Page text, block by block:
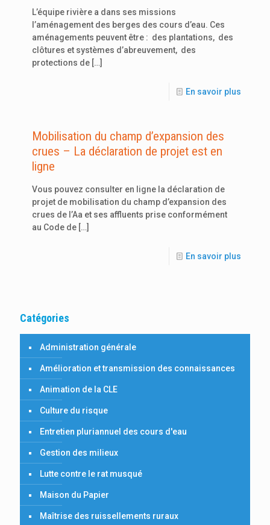
L’équipe rivière a dans ses missions
l’aménagement des berges des cours d’eau. Ces
aménagements peuvent être : des plantations, des
clôtures et systèmes d’abreuvement, des
protections de […]
En savoir plus
Mobilisation du champ d’expansion des
crues – La déclaration de projet est en
ligne
Vous pouvez consulter en ligne la déclaration de
projet de mobilisation du champ d’expansion des
crues de l’Aa et ses affluents prise conformément
au Code de […]
En savoir plus
Catégories
Administration générale
Amélioration et transmission des connaissances
Animation de la CLE
Culture du risque
Entretien pluriannuel des cours d'eau
Gestion des milieux
Lutte contre le rat musqué
Maison du Papier
Maîtrise des ruissellements ruraux